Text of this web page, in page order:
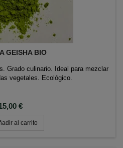
GEISHA BIO
Grado culinario. Ideal para mezclar
vegetales. Ecológico.
€
al carrito